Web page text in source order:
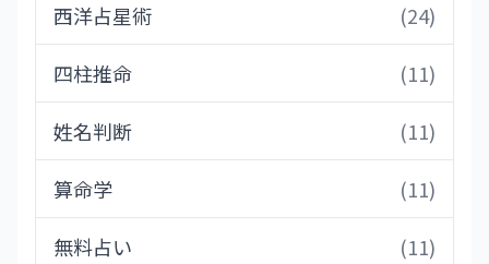
西洋占星術 (24)
四柱推命 (11)
姓名判断 (11)
算命学 (11)
無料占い (11)